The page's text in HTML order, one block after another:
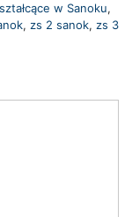
w Sanoku,
, zs 2 sanok, zs 3